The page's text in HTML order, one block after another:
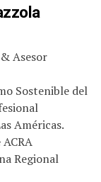
Asesor
Sostenible del
Américas.
Regional